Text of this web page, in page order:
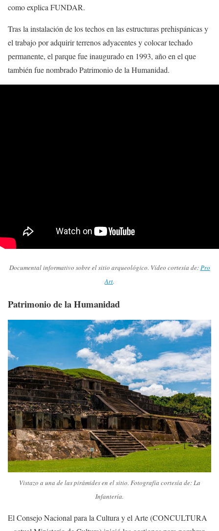
como explica FUNDAR.
Tras la instalación de los techos en las estructuras prehispánicas y
el trabajo por adquirir terrenos adyacentes y colocar techado
permanente, el parque fue inaugurado en 1993, año en el que
también fue nombrado Patrimonio de la Humanidad.
Documental informativo sobre el sitio arqueológico. Vídeo cortesía de:Pro
Art.
Patrimonio de la Humanidad
Vistazo a una de las pirámides en el sitio. Fotografía cortesía de: La
Infantería.
El Consejo Nacional para la Cultura y el Arte (CONCULTURA